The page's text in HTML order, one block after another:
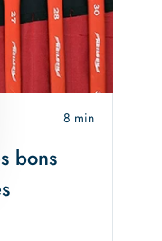
8 min
bons